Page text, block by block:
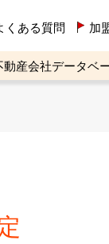
くある質問 加
動産会社データベ